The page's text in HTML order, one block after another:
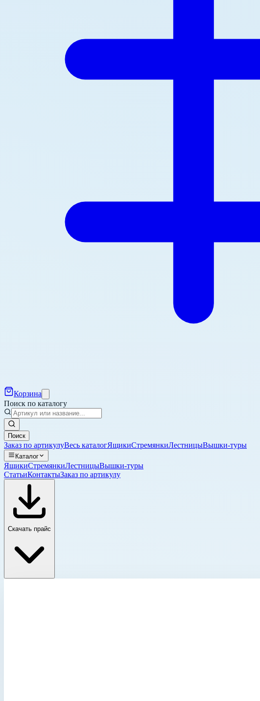
Корзина
Поиск по каталогу
Поиск
Заказ по артикулуВесь каталогЯщикиСтремянкиЛестницыВышки-туры
Каталог
ЯщикиСтремянкиЛестницыВышки-туры
СтатьиКонтактыЗаказ по артикулу
Скачать прайс
Легкосплавная анодированная стремянка с протектором Zarges
Легкосплавная анодированная стремянка с